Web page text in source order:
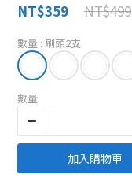
NT$499
NT$359
數量 : 刷頭2支
數量
加入購物車